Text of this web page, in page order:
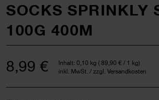
SOCKS SPRINKLY
100G 400M
8,99 € Inhalt: 0,10 kg ( 89,90 € / 1 kg)
inkl. MwSt. / zzgl. Versandkosten